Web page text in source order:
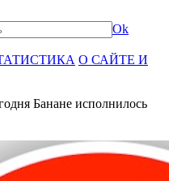
Ok
О САЙТЕ И
Банане исполнилось